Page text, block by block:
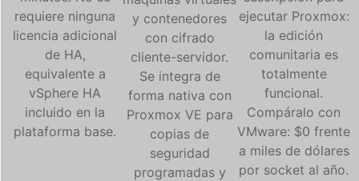
requiere ninguna
licencia adicional
de HA,
equivalente a
vSphere HA
incluido en la
plataforma base.
y contenedores
con cifrado
cliente-servidor.
Se integra de
forma nativa con
Proxmox VE para
copias de
seguridad
programadas y
ejecutar Proxmox:
la edición
comunitaria es
totalmente
funcional.
Compáralo con
VMware: $0 frente
a miles de dólares
por socket al año.